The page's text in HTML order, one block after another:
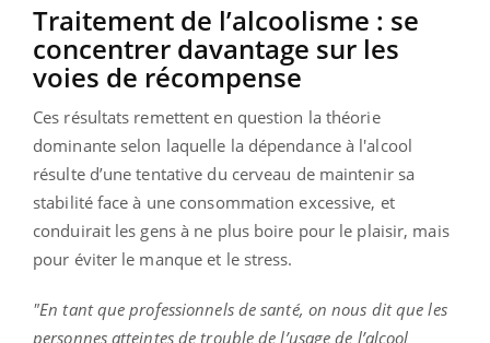
Traitement de l’alcoolisme : se
concentrer davantage sur les
voies de récompense
Ces résultats remettent en question la théorie
dominante selon laquelle la dépendance à l'alcool
résulte d’une tentative du cerveau de maintenir sa
stabilité face à une consommation excessive, et
conduirait les gens à ne plus boire pour le plaisir, mais
pour éviter le manque et le stress.
"En tant que professionnels de santé, on nous dit que les
personnes atteintes de trouble de l’usage de l’alcool